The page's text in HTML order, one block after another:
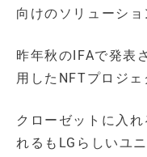
向けのソリューシ
昨年秋のIFAで発表
用したNFTプロジェ
クローゼットに入
れるもLGらしいユ